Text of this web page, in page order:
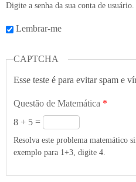
Digite a senha da sua conta de usuário.
Lembrar-me
CAPTCHA
Esse teste é para evitar spam e
Questão de Matemática *
8 + 5 =
Resolva este problema matemático
exemplo para 1+3, digite 4.